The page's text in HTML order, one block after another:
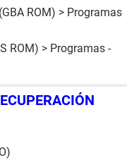
ROM) > Programas
ROM) > Programas -